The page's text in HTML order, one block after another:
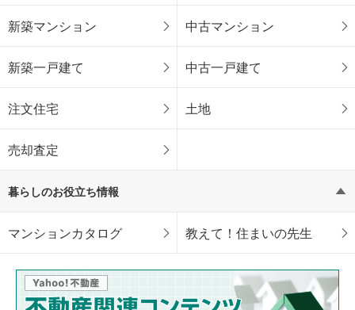
新築マンション 中古マンション
新築一戸建て 中古一戸建て
注文住宅 土地
売却査定
暮らしのお役立ち情報
マンションカタログ 教えて！住まいの先生